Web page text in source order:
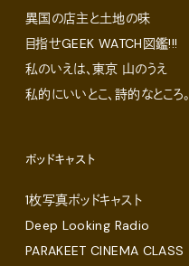
異国の店主と土地の味
目指せGEEK WATCH図鑑!!!
私のいえは、東京 山のうえ
私的にいいとこ、詩的なところ。
ポッドキャスト
1枚写真ポッドキャスト
Deep Looking Radio
PARAKEET CINEMA CLASS